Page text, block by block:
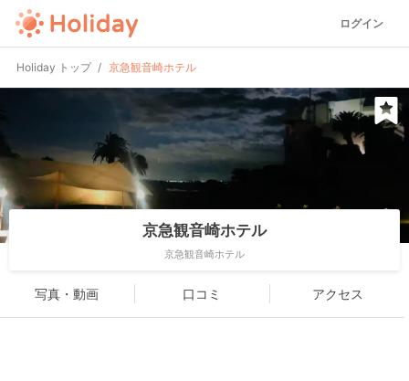
ログイン
Holiday トップ 京急観音崎ホテル
京急観音崎ホテル
京急観音崎ホテル
写真・動画 口コミ アクセス